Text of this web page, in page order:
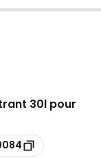
30l pour